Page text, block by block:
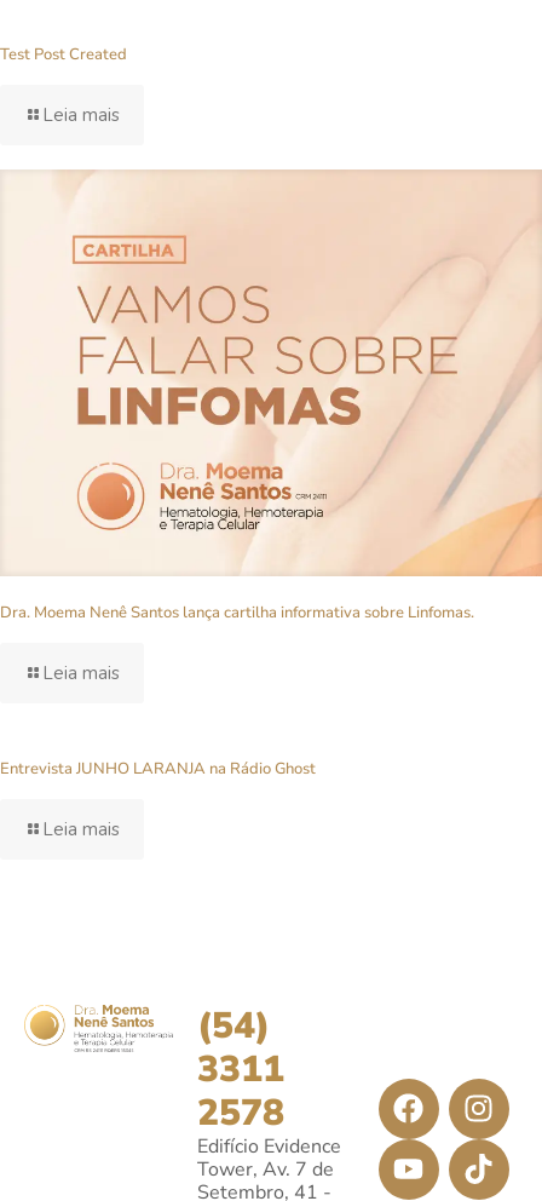
Test Post Created
Leia mais
Dra. Moema Nenê Santos lança cartilha informativa sobre Linfomas.
Leia mais
Entrevista JUNHO LARANJA na Rádio Ghost
Leia mais
(54)
3311
2578
Edifício Evidence
Tower, Av. 7 de
Setembro, 41 -